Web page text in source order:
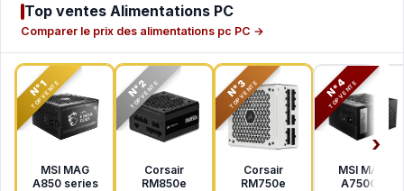
Top ventes Alimentations PC
Comparer le prix des alimentations pc PC →
N°1
TOP VENTE
MSI MAG
A850 series
N°2
TOP VENTE
Corsair
RM850e
N°3
TOP VENTE
Corsair
RM750e
N°4
TOP VENTE
MSI MAG
A750GL